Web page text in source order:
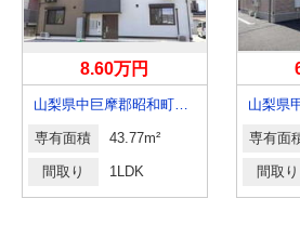
8.60万円
山梨県中巨摩郡昭和町清水新居
専有面積 43.77m²
間取り 1LDK
山梨県
専有面
間取り